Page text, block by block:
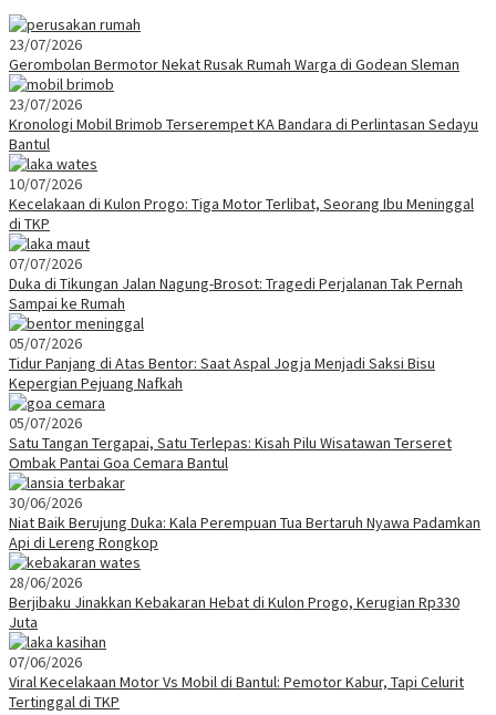
23/07/2026
Gerombolan Bermotor Nekat Rusak Rumah Warga di Godean Sleman
23/07/2026
Kronologi Mobil Brimob Terserempet KA Bandara di Perlintasan Sedayu
Bantul
10/07/2026
Kecelakaan di Kulon Progo: Tiga Motor Terlibat, Seorang Ibu Meninggal
di TKP
07/07/2026
Duka di Tikungan Jalan Nagung-Brosot: Tragedi Perjalanan Tak Pernah
Sampai ke Rumah
05/07/2026
Tidur Panjang di Atas Bentor: Saat Aspal Jogja Menjadi Saksi Bisu
Kepergian Pejuang Nafkah
05/07/2026
Satu Tangan Tergapai, Satu Terlepas: Kisah Pilu Wisatawan Terseret
Ombak Pantai Goa Cemara Bantul
30/06/2026
Niat Baik Berujung Duka: Kala Perempuan Tua Bertaruh Nyawa Padamkan
Api di Lereng Rongkop
28/06/2026
Berjibaku Jinakkan Kebakaran Hebat di Kulon Progo, Kerugian Rp330
Juta
07/06/2026
Viral Kecelakaan Motor Vs Mobil di Bantul: Pemotor Kabur, Tapi Celurit
Tertinggal di TKP